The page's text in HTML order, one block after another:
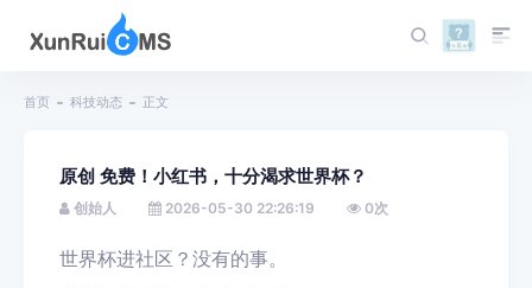
首页 科技动态 正文
原创 免费！小红书，十分渴求世界杯？
创始人 2026-05-30 22:26:19 0次
世界杯进社区？没有的事。